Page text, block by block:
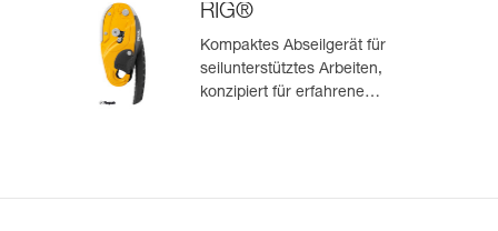
RIG®
Kompaktes Abseilgerät für
seilunterstütztes Arbeiten,
konzipiert für erfahrene